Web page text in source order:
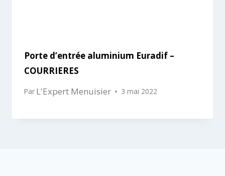
Porte d’entrée aluminium Euradif –
COURRIERES
Par L'Expert Menuisier 3 mai 2022